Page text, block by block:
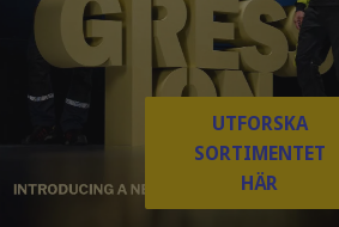
UTFORSKA
SORTIMENTET
HÄR